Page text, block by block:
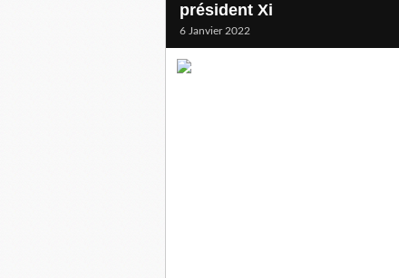
président Xi
6 Janvier 2022